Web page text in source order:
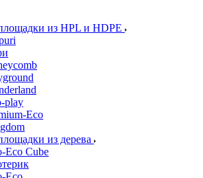
из HPL и HDPE
play
Eco
из дерева
Eco Cube